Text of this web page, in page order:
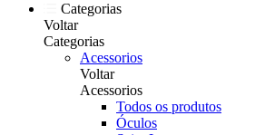
Categorias
Voltar
Categorias
Acessorios
Voltar
Acessorios
Todos os produtos
Óculos